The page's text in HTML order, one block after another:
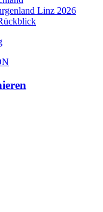
Linz 2026